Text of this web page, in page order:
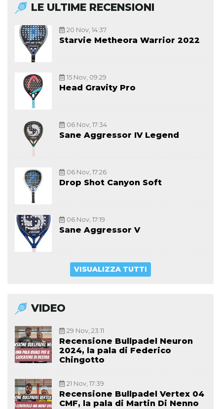
LE ULTIME RECENSIONI
20 Nov, 14:37
Starvie Metheora Warrior 2022
15 Nov, 09:29
Head Gravity Pro
06 Nov, 17:34
Sane Aggressor IV Legend
06 Nov, 17:26
Drop Shot Canyon Soft
06 Nov, 17:19
Sane Aggressor V
VISUALIZZA TUTTI
VIDEO
29 Nov, 23:11
Recensione Bullpadel Neuron
2024, la pala di Federico
Chingotto
21 Nov, 17:39
Recensione Bullpadel Vertex 04
CMF, la pala di Martin Di Nenno